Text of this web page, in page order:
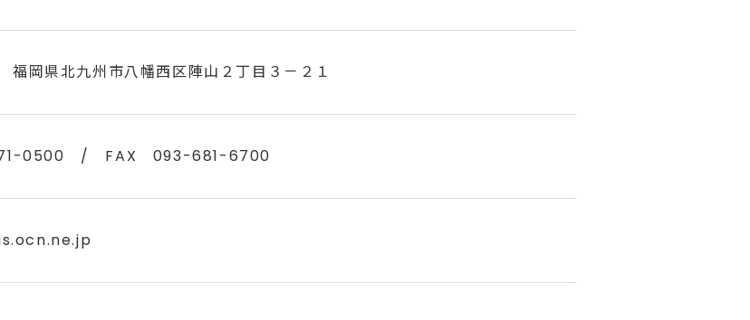
岡県北九州市八幡西区陣山２丁目３－２１
0500 / FAX 093-681-6700